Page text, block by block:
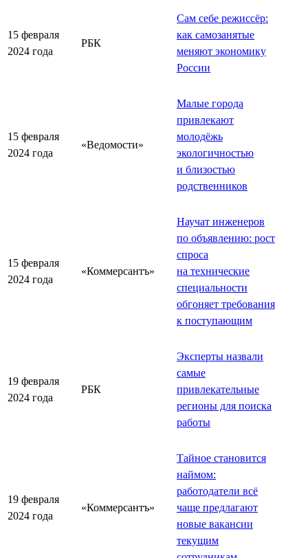
15 февраля
2024 года
РБК
Сам себе режиссёр:
как самозанятые
меняют экономику
России
15 февраля
2024 года
«Ведомости»
Малые города
привлекают
молодёжь
экологичностью
и близостью
родственников
15 февраля
2024 года
«Коммерсантъ»
Научат инженеров
по объявлению: рост
спроса
на технические
специальности
обгоняет требования
к поступающим
19 февраля
2024 года
РБК
Эксперты назвали
самые
привлекательные
регионы для поиска
работы
19 февраля
2024 года
«Коммерсантъ»
Тайное становится
наймом:
работодатели всё
чаще предлагают
новые вакансии
текущим